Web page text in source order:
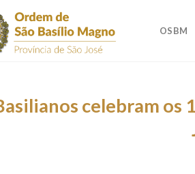
OSBM
celebram os